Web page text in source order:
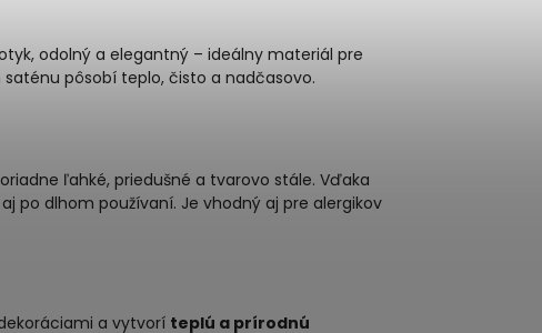
odolný a elegantný – ideálny materiál pre
pôsobí teplo, čisto a nadčasovo.
ľahké, priedušné a tvarovo stále. Vďaka
po dlhom používaní. Je vhodný aj pre alergikov
a vytvorí teplú a prírodnú